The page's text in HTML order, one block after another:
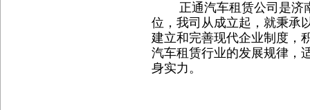
正通汽车租赁公司是济
位，我司从成立起，就秉承
建立和完善现代企业制度，
汽车租赁行业的发展规律，
身实力。